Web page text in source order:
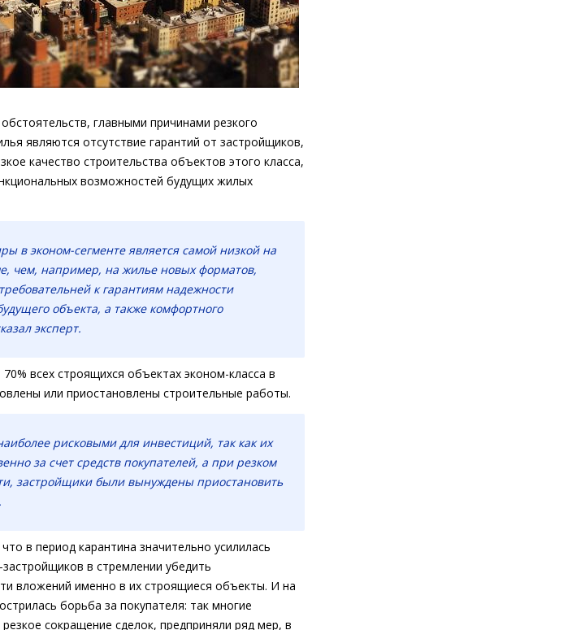
главными причинами резкого
являются отсутствие гарантий от застройщиков,
качество строительства объектов этого класса,
возможностей будущих жилых
в эконом-сегменте является самой низкой на
чем, например, на жилье новых форматов,
к гарантиям надежности
объекта, а также комфортного
эксперт.
всех строящихся объектах эконом-класса в
или приостановлены строительные работы.
рисковыми для инвестиций, так как их
за счет средств покупателей, а при резком
застройщики были вынуждены приостановить
в период карантина значительно усилилась
в стремлении убедить
вложений именно в их строящиеся объекты. И на
борьба за покупателя: так многие
сокращение сделок, предприняли ряд мер, в